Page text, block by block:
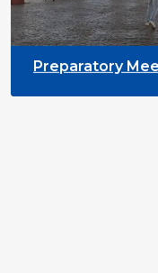
Preparatory